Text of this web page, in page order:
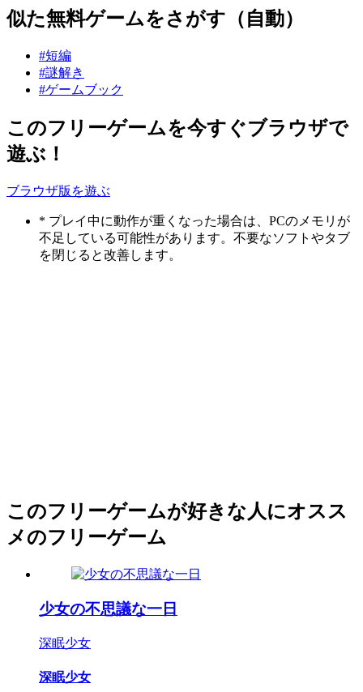
似た無料ゲームをさがす（自動）
#短編
#謎解き
#ゲームブック
このフリーゲームを今すぐブラウザで
遊ぶ！
ブラウザ版を遊ぶ
* プレイ中に動作が重くなった場合は、PCのメモリが
不足している可能性があります。不要なソフトやタブ
を閉じると改善します。
このフリーゲームが好きな人にオスス
メのフリーゲーム
少女の不思議な一日
深眠少女
深眠少女